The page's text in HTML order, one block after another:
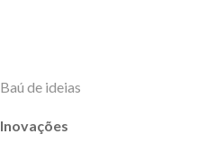
Baú de ideias
Inovações